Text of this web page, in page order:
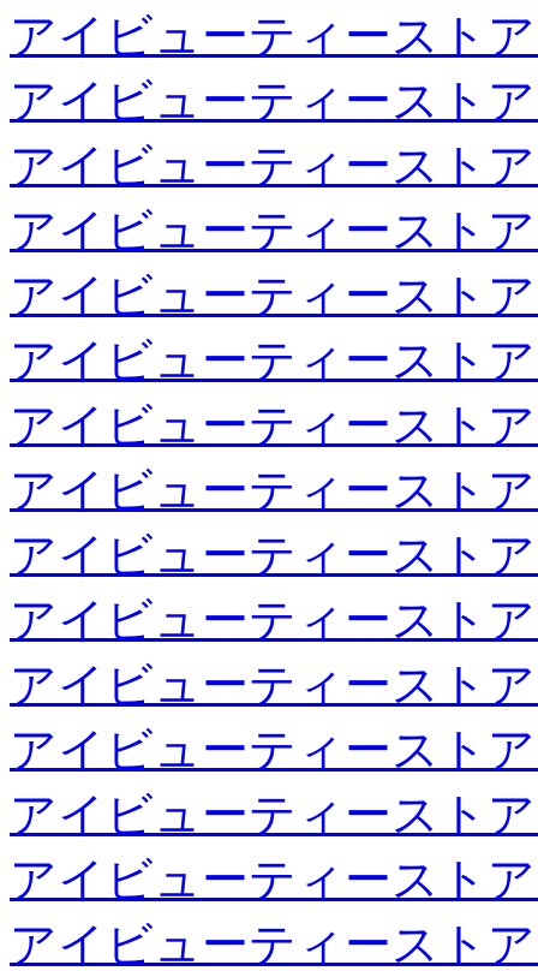
アイビューティースト
アイビューティースト
アイビューティースト
アイビューティースト
アイビューティースト
アイビューティースト
アイビューティースト
アイビューティースト
アイビューティースト
アイビューティースト
アイビューティースト
アイビューティースト
アイビューティースト
アイビューティースト
アイビューティースト